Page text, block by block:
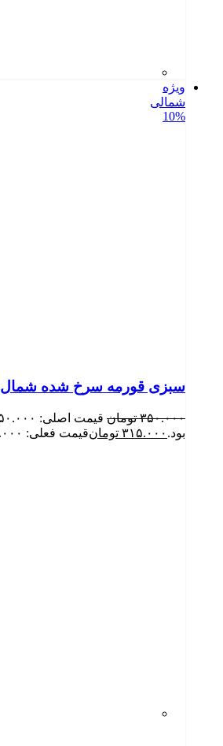
ویژه
شمالی
10%
سبزی قورمه سرخ شده شمال ۵۰۰ گرمی
۳۵۰.۰۰۰ تومان
بود. ۳۱۵.۰۰۰ تومانقیمت فعلی: ۳۱۵.۰۰۰ تومان.